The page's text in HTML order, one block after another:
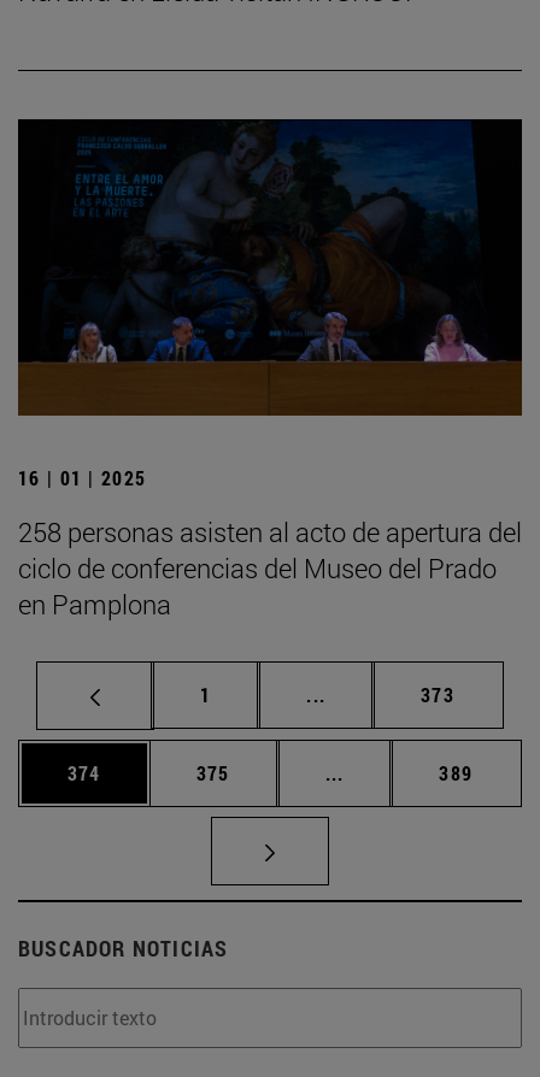
16 | 01 | 2025
258 personas asisten al acto de apertura del
ciclo de conferencias del Museo del Prado
en Pamplona
Página
1 ... Páginas intermedias
Página
373
Página
374 Página
375 ... Páginas intermedias
Página
389
BUSCADOR NOTICIAS